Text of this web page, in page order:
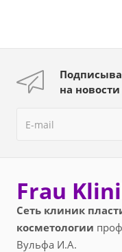
на
Frau
Сеть клиник
косметологии
Вульфа И.А.